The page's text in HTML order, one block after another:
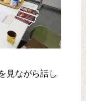
見ながら話し